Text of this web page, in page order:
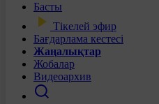
Басты
Тікелей эфир
Бағдарлама кестесі
Жаңалықтар
Жобалар
Видеоархив